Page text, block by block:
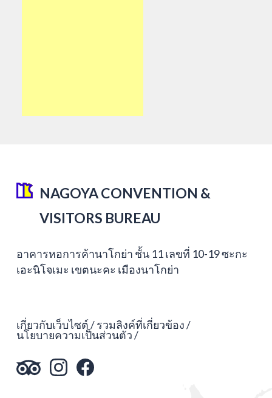
NAGOYA CONVENTION &
VISITORS BUREAU
อาคารหอการค้านาโกย่า ชั้น 11 เลขที่ 10-19 ซะกะ
เอะนิโจเมะ เขตนะคะ เมืองนาโกย่า
เกี่ยวกับเว็บไซต์ รวมลิงค์ที่เกี่ยวข้อง
นโยบายความเป็นส่วนตัว